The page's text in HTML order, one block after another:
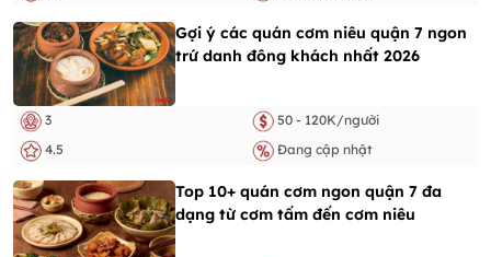
Gợi ý các quán cơm niêu quận 7 ngon
trứ danh đông khách nhất 2026
3
50 - 120K/người
4.5
Đang cập nhật
Top 10+ quán cơm ngon quận 7 đa
dạng từ cơm tấm đến cơm niêu